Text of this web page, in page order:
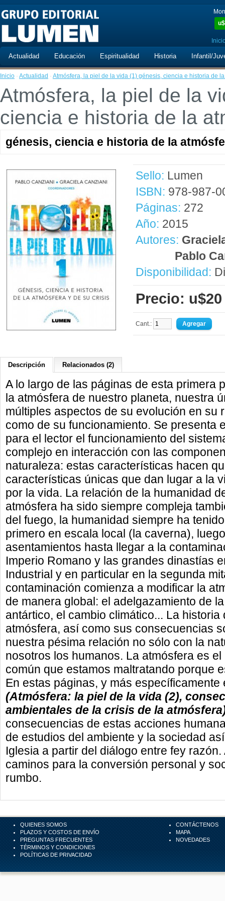
u$
Actualidad Educación Espiritualidad Historia Infantil/
Inicio · Actualidad · Atmósfera, la piel de la vida (1) génesis, ciencia e historia de
Atmósfera, la piel de la
ciencia e historia de la
génesis, ciencia e historia de la
Sello: Lumen
ISBN: 978-987-
Páginas: 272
Año: 2015
Autores:
Pablo
Disponibilidad:
Precio: u$20
Cant.:
Descripción Relacionados (2)
A lo largo de las páginas de esta primera
la atmósfera de nuestro planeta, nuestra
múltiples aspectos de su evolución en su
como de su funcionamiento. Se presenta
para el lector el funcionamiento del
complejo en interacción con las
naturaleza: estas características hacen
características únicas que dan lugar a la
por la vida. La relación de la humanidad
atmósfera ha sido siempre compleja
del fuego, la humanidad siempre ha
primero en escala local (la caverna),
asentamientos hasta llegar a la
Imperio Romano y las grandes dinastías
Industrial y en particular en la segunda
contaminación comienza a modificar la
de manera global: el adelgazamiento de
antártico, el cambio climático... La
atmósfera, así como sus consecuencias
nuestra pésima relación no sólo con la
nosotros los humanos. La atmósfera es
común que estamos maltratando porque
En estas páginas, y más específicamente
(Atmósfera: la piel de la vida (2),
ambientales de la crisis de la
consecuencias de estas acciones
de estudios del ambiente y la sociedad
Iglesia a partir del diálogo entre fey
caminos para la conversión personal y
rumbo.
QUIENES SOMOS
PLAZOS Y COSTOS DE ENVÍO
PREGUNTAS FRECUENTES
TÉRMINOS Y CONDICIONES
POLÍTICAS DE PRIVACIDAD
CONTÁCTENOS
MAPA
NOVEDADES